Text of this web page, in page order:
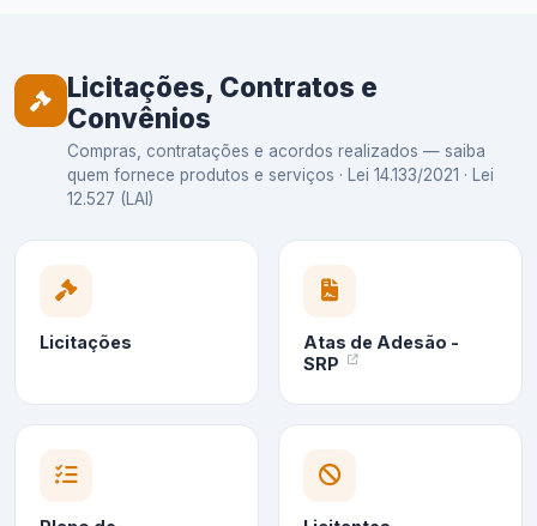
Licitações, Contratos e
Convênios
Compras, contratações e acordos realizados — saiba
quem fornece produtos e serviços · Lei 14.133/2021 · Lei
12.527 (LAI)
Licitações
Atas de Adesão -
SRP